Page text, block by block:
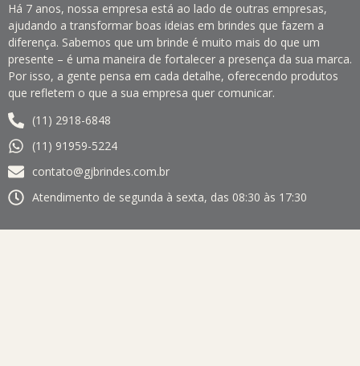
Há 7 anos, nossa empresa está ao lado de outras empresas,
ajudando a transformar boas ideias em brindes que fazem a
diferença. Sabemos que um brinde é muito mais do que um
presente – é uma maneira de fortalecer a presença da sua marca.
Por isso, a gente pensa em cada detalhe, oferecendo produtos
que refletem o que a sua empresa quer comunicar.
(11) 2918-6848
(11) 91959-5224
contato@gjbrindes.com.br
Atendimento de segunda à sexta, das 08:30 às 17:30